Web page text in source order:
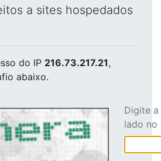
a sites hospedados
do IP 216.73.217.21,
abaixo.
Digite
lado no